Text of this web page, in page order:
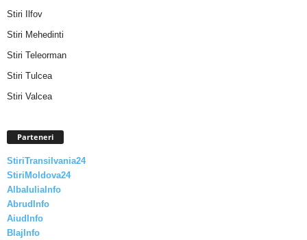
Stiri Ilfov
Stiri Mehedinti
Stiri Teleorman
Stiri Tulcea
Stiri Valcea
Parteneri
StiriTransilvania24
StiriMoldova24
AlbaIuliaInfo
AbrudInfo
AiudInfo
BlajInfo